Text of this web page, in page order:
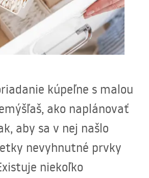
kúpeľne s malou
ako naplánovať
aby sa v nej našlo
nevyhnutné prvky
niekoľko